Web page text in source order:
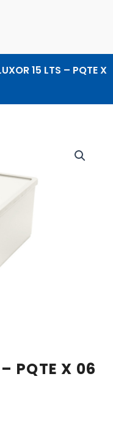
15 LTS – PQTE X
PQTE X 06